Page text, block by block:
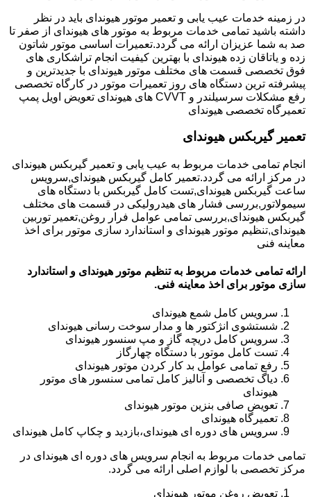
در زمینه خدمات عیب یابی و تعمیر موتور هیوندای باید در نظر
داشته باشید تمامی خدمات مربوط به موتور های هیوندای از صفر تا
صد به شما عزیزان ارائه می گردد.تعمیرات اساسی موتور شاتون
زده و یاتاقان زده هیوندای با بهترین کیفیت انجام تراشکاری های
فوق تخصصی قسمت های مختلف موتور هیوندای با جدیدترین و
پیشرفته ترین دستگاه های روز تعمیرات موتور در کارگاه تخصصی
رفع مشکلات سرسیلندر و CVVT های هیوندای تعویض اویل پمپ
تعمیرگاه تخصصی هیوندای
تعمیر گیربکس هیوندای
انجام تمامی خدمات مربوط به عیب یابی و تعمیر گیربکس هیوندای
در مرکز ارائه می گردد.تعمیر کامل گیربکس هیوندای,سرویس
ساعت گیربکس هیوندای,تست کامل گیربکس با دستگاه های
سیمولاتور,بررسی فشار های هیدرولیکی در قسمت های مختلف
گیربکس هیوندای,بررسی تمامی عوامل فرار روغن,تعمیر توربین
هیوندای,تنظیم موتور هیوندای و استاندارد سازی موتور برای اخذ
معاینه فنی
ارائه تمامی خدمات مربوط به تنظیم موتور هیوندای و استاندارد
سازی موتور برای اخذ معاینه فنی.
سرویس کامل شمع هیوندای
شستشوی انژکتور ها و مدار سوخت رسانی هیوندای
سرویس کامل دریچه گاز و مپ سنسور هیوندای
تست کامل موتور با دستگاه چهارگاز
رفع تمامی عوامل بد کار کردن موتور هیوندای
دیاگ تخصصی و آنالیز کامل تمامی سنسور های موتور
هیوندای
تعویض صافی بنزین موتور هیوندای
تعمیرگاه هیوندای
سرویس های دوره ای هیوندای،بازدید و چکاپ کامل هیوندای
تمامی خدمات مربوط به انجام سرویس های دوره ای هیوندای در
مرکز تخصصی با لوازم اصلی ارائه می گردد.
تعویض روغن موتور هیوندای